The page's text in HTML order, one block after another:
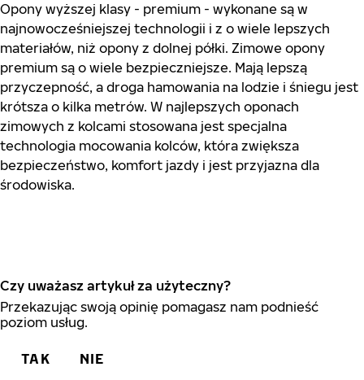
Opony wyższej klasy - premium - wykonane są w
najnowocześniejszej technologii i z o wiele lepszych
materiałów, niż opony z dolnej półki. Zimowe opony
premium są o wiele bezpieczniejsze. Mają lepszą
przyczepność, a droga hamowania na lodzie i śniegu jest
krótsza o kilka metrów. W najlepszych oponach
zimowych z kolcami stosowana jest specjalna
technologia mocowania kolców, która zwiększa
bezpieczeństwo, komfort jazdy i jest przyjazna dla
środowiska.
Czy uważasz artykuł za użyteczny?
Przekazując swoją opinię pomagasz nam podnieść
poziom usług.
TAK NIE